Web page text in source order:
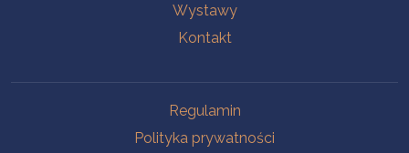
Wystawy
Kontakt
Regulamin
Polityka prywatności